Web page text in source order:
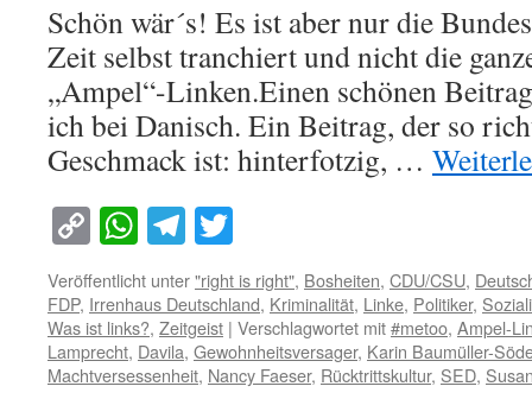
Schön wär´s! Es ist aber nur die
Zeit selbst tranchiert und nicht die
„Ampel“-Linken.Einen schönen
ich bei Danisch. Ein Beitrag, der so
Geschmack ist: hinterfotzig, …
Copy
Link
WhatsApp
Telegram
Veröffentlicht unter"right is right", Bosheiten, CDU/CSU,
FDP, Irrenhaus Deutschland, Kriminalität, Linke, Politiker,
Was ist links?, Zeitgeist | Verschlagwortet mit#metoo, Ampel-
Lamprecht, Davila, Gewohnheitsversager, Karin Baumüller-
Machtversessenheit, Nancy Faeser, Rücktrittskultur, SED,